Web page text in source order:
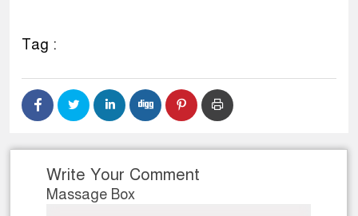
Tag :
Write Your Comment
Massage Box